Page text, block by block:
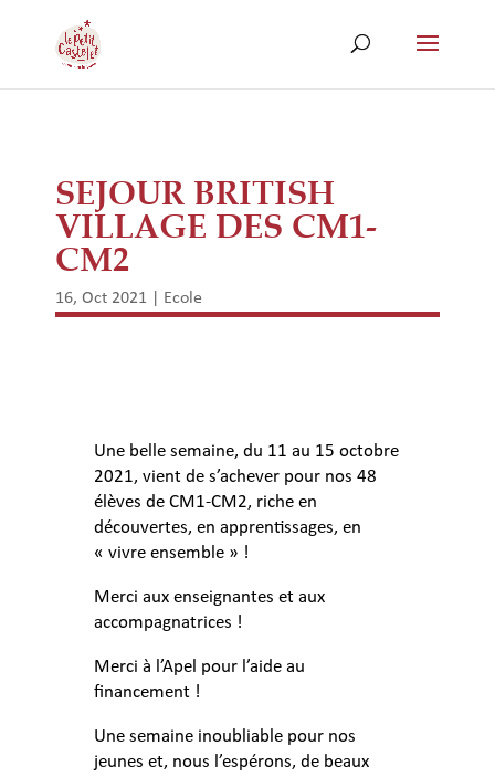
SEJOUR BRITISH
VILLAGE DES CM1-
CM2
16, Oct 2021 Ecole
Une belle semaine, du 11 au 15 octobre
2021, vient de s’achever pour nos 48
élèves de CM1-CM2, riche en
découvertes, en apprentissages, en
« vivre ensemble » !
Merci aux enseignantes et aux
accompagnatrices !
Merci à l’Apel pour l’aide au
financement !
Une semaine inoubliable pour nos
jeunes et, nous l’espérons, de beaux